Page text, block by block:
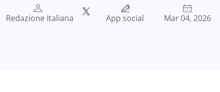
Redazione Italiana App social Mar 04, 2026